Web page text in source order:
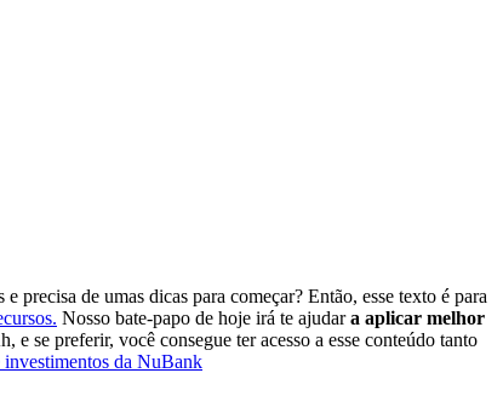
precisa de umas dicas para começar? Então, esse texto é para
Nosso bate-papo de hoje irá te ajudara aplicar melhor
e se preferir, você consegue ter acesso a esse conteúdo tanto
da NuBank